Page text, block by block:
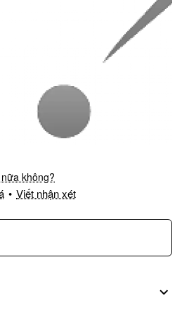
không?
• Viết nhận xét